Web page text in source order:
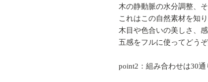
木の静動脈の水分調整、
これはこの自然素材を知
木目や色合いの美しさ、
五感をフルに使ってどう
point2：組み合わせは30通